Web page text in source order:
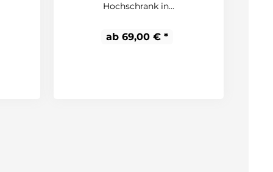
Hochschrank in...
ab 69,00 € *